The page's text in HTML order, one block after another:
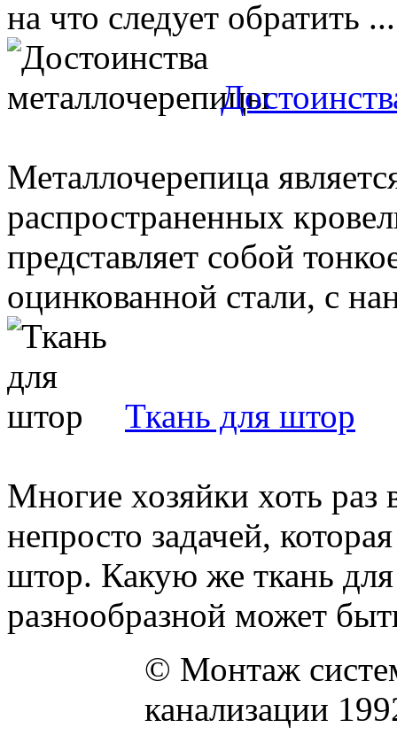
на что следует обратить ...
Металлочерепица
распространенных
представляет собой
оцинкованной стали, с
Ткань для штор
Многие хозяйки хоть раз
непросто задачей,
штор. Какую же ткань
разнообразной может
© Монтаж
канализации